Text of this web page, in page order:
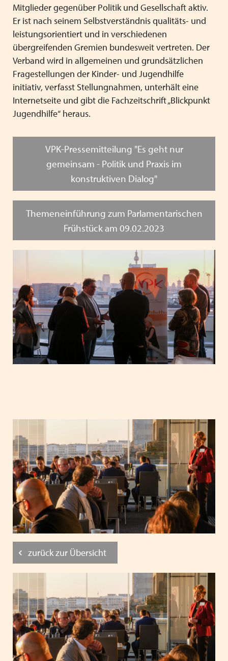
Mitglieder gegenüber Politik und Gesellschaft aktiv.
Er ist nach seinem Selbstverständnis qualitäts- und
leistungsorientiert und in verschiedenen
übergreifenden Gremien bundesweit vertreten. Der
Verband wird in allgemeinen und grundsätzlichen
Fragestellungen der Kinder- und Jugendhilfe
initiativ, verfasst Stellungnahmen, unterhält eine
Internetseite und gibt die Fachzeitschrift „Blickpunkt
Jugendhilfe“ heraus.
VPK-Pressemitteilung "Es geht nur
gemeinsam - Politik und Praxis im
konstruktiven Dialog"
Themeneinführung zum Parlamentarischen
Frühstück am 09.02.2023
zurück zur Übersicht